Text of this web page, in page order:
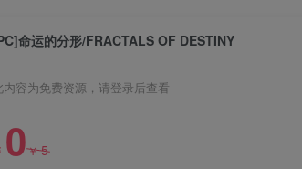
命运的分形/FRACTALS OF DESTINY
内容为免费资源，请登录后查看
0￥5